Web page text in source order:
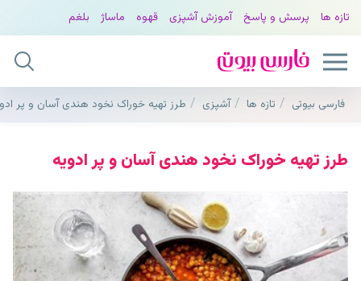
تازه ها پرسش و پاسخ آموزش آشپزی قهوه ماساژ بلغم
فارسی بیوتی تازه ها آشپزی طرز تهیه خوراک نخود هندی آسان و پر
طرز تهیه خوراک نخود هندی آسان و پر ادویه